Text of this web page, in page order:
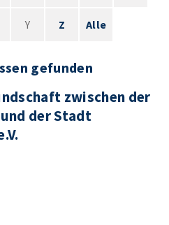
Y Z Alle
gefunden
zwischen der
der Stadt